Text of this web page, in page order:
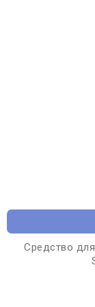
Средство